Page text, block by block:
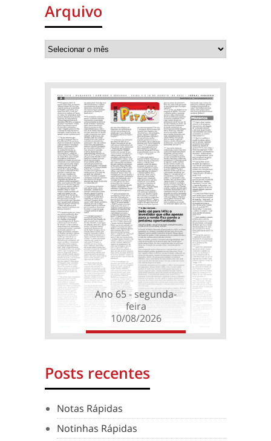
Arquivo
Ano 65 - segunda-
feira
10/08/2026
Posts recentes
Notas Rápidas
Notinhas Rápidas